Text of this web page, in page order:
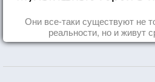
Они все-таки существуют не
реальности, но и живут